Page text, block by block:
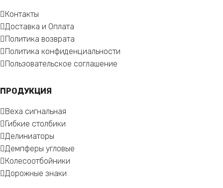
Контакты
Доставка и Оплата
Политика возврата
Политика конфиденциальности
Пользовательское соглашение
ПРОДУКЦИЯ
Веха сигнальная
Гибкие столбики
Делиниаторы
Демпферы угловые
Колесоотбойники
Дорожные знаки